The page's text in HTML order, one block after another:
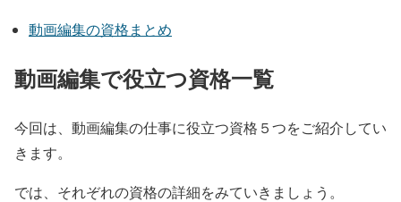
動画編集の資格まとめ
動画編集で役立つ資格一覧
今回は、動画編集の仕事に役立つ資格５つをご紹介してい
きます。
では、それぞれの資格の詳細をみていきましょう。